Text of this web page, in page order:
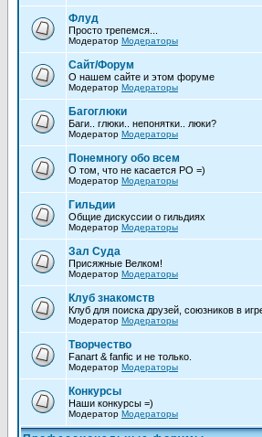
Флуд
Просто трепемся...
Модератор Модераторы
Сайт/Форум
О нашем сайте и этом форуме
Модератор Модераторы
Багоглюки
Баги.. глюки.. непонятки.. люки?
Модератор Модераторы
Понемногу обо всем
О том, что не каcается РО =)
Модератор Модераторы
Гильдии
Общие дискуссии о гильдиях
Модератор Модераторы
Зал Суда
Присяжные Велком!
Модератор Модераторы
Клуб знакомств
Клуб для поиска друзей, союзников в
Модератор Модераторы
Творчество
Fanart & fanfic и не только.
Модератор Модераторы
Конкурсы
Наши конкурсы =)
Модератор Модераторы